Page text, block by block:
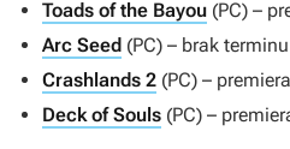
Toads of the Bayou (PC) –
Arc Seed (PC) – brak
Crashlands 2 (PC) –
Deck of Souls (PC) –